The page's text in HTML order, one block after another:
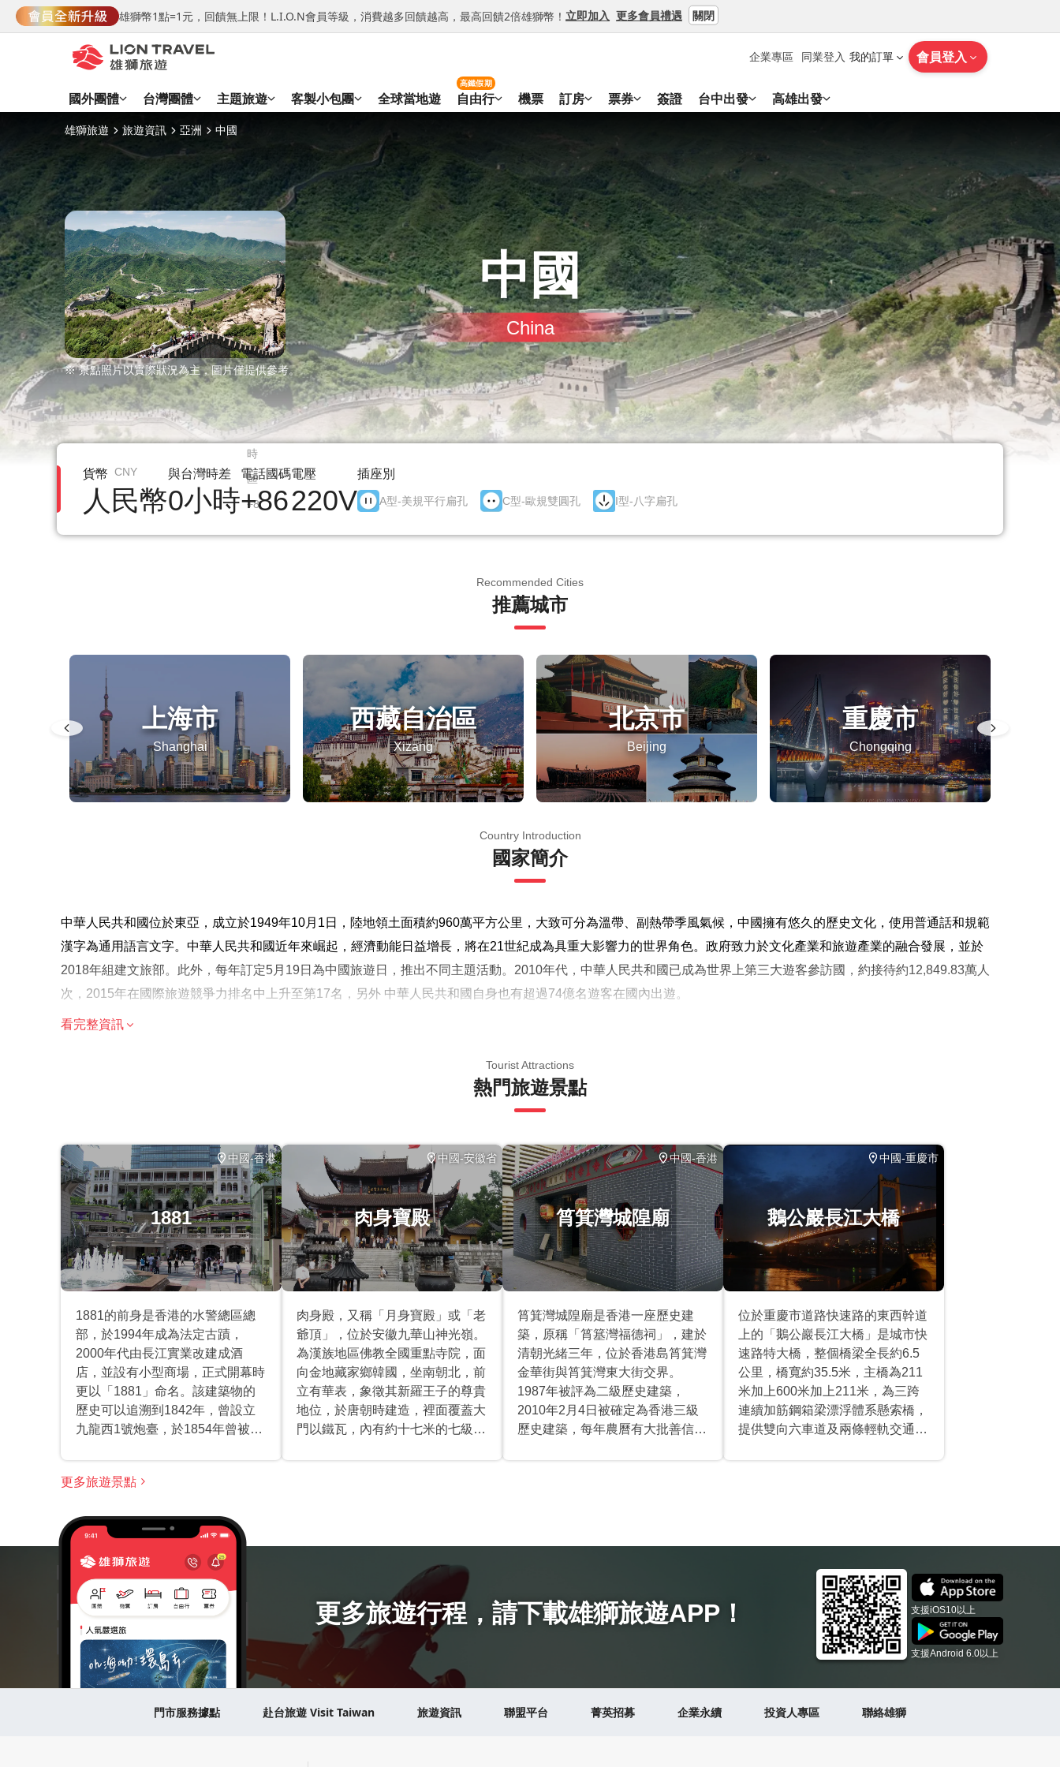
雄獅幣1點=1元，回饋無上限！L.I.O.N會員等級，消費越多回饋越高，最高回饋2倍雄獅幣！ 立即加入 更多會員禮遇 關閉
企業專區 同業登入 我的訂單 會員登入
國外團體 台灣團體 主題旅遊 客製小包團 全球當地遊 自由行
高鐵假期
機票 訂房 票券 簽證 台中出發 高雄出發
雄獅旅遊 旅遊資訊 亞洲 中國
※ 景點照片以實際狀況為主，圖片僅提供參考。
中國
China
貨幣 CNY
人民幣
與台灣時差
0小時
時
區
+8
電話國碼
+86
電壓
220V
插座別
A型-美規平行扁孔 C型-歐規雙圓孔 I型-八字扁孔
Recommended Cities
推薦城市
上海市
Shanghai
西藏自治區
Xizang
北京市
Beijing
重慶市
Chongqing
Country Introduction
國家簡介
中華人民共和國位於東亞，成立於1949年10月1日，陸地領土面積約960萬平方公里，大致可分為溫帶、副熱帶季風氣候，中國擁有悠久的歷史文化，使用普通話和規範
漢字為通用語言文字。中華人民共和國近年來崛起，經濟動能日益增長，將在21世紀成為具重大影響力的世界角色。政府致力於文化產業和旅遊產業的融合發展，並於
2018年組建文旅部。此外，每年訂定5月19日為中國旅遊日，推出不同主題活動。2010年代，中華人民共和國已成為世界上第三大遊客參訪國，約接待約12,849.83萬人
次，2015年在國際旅遊競爭力排名中上升至第17名，另外 中華人民共和國自身也有超過74億名遊客在國內出遊。
溫馨提示
在所有天氣條件下運行；請穿著得體
看完整資訊
Tourist Attractions
熱門旅遊景點
1881
中國-香港
1881的前身是香港的水警總區總
部，於1994年成為法定古蹟，
2000年代由長江實業改建成酒
店，並設有小型商場，正式開幕時
更以「1881」命名。該建築物的
歷史可以追溯到1842年，曾設立
九龍西1號炮臺，於1854年曾被廢
在的商場內已有多個國際名牌及酒
萬寶龍、伯爵表、寶珀、寶璣、蕭
邦錶、江詩丹頓、積家、萬國表、
梵克雅寶、勞力士、英皇鐘表珠
寶、溥儀眼鏡及上海灘、王子飯店
京川滬廚房等，以及1881公館。
除了每日安排的免費導賞團參觀，
古蹟辦事室亦會於指定時段舉行
「1881 Heritage Tea Party」，安
排巨型皇室茶具裝飾於廣場中央，
驗歐洲貴族的風情，另外亦可藉由
肉身寶殿
中國-安徽省
肉身殿，又稱「月身寶殿」或「老
爺頂」，位於安徽九華山神光嶺。
為漢族地區佛教全國重點寺院，面
向金地藏家鄉韓國，坐南朝北，前
立有華表，象徵其新羅王子的尊貴
地位，於唐朝時建造，裡面覆蓋大
門以鐵瓦，內有約十七米的七級八
筲箕灣城隍廟
中國-香港
筲箕灣城隍廟是香港一座歷史建
築，原稱「筲簊灣福德祠」，建於
清朝光緒三年，位於香港島筲箕灣
金華街與筲箕灣東大街交界。
1987年被評為二級歷史建築，
2010年2月4日被確定為香港三級
歷史建築，每年農曆有大批善信參
深刻歷史意義的廟宇，值得旅遊者
駐足參觀。
鵝公巖長江大橋
中國-重慶市
位於重慶市道路快速路的東西幹道
上的「鵝公巖長江大橋」是城市快
速路特大橋，整個橋梁全長約6.5
公里，橋寬約35.5米，主橋為211
米加上600米加上211米，為三跨
連續加筋鋼箱梁漂浮體系懸索橋，
提供雙向六車道及兩條輕軌交通，
更多旅遊景點
更多旅遊行程 ， 請下載雄獅旅遊APP！ 支援iOS10以上
支援Android 6.0以上
門市服務據點 赴台旅遊 Visit Taiwan 旅遊資訊 聯盟平台 菁英招募 企業永續 投資人專區 聯絡雄獅